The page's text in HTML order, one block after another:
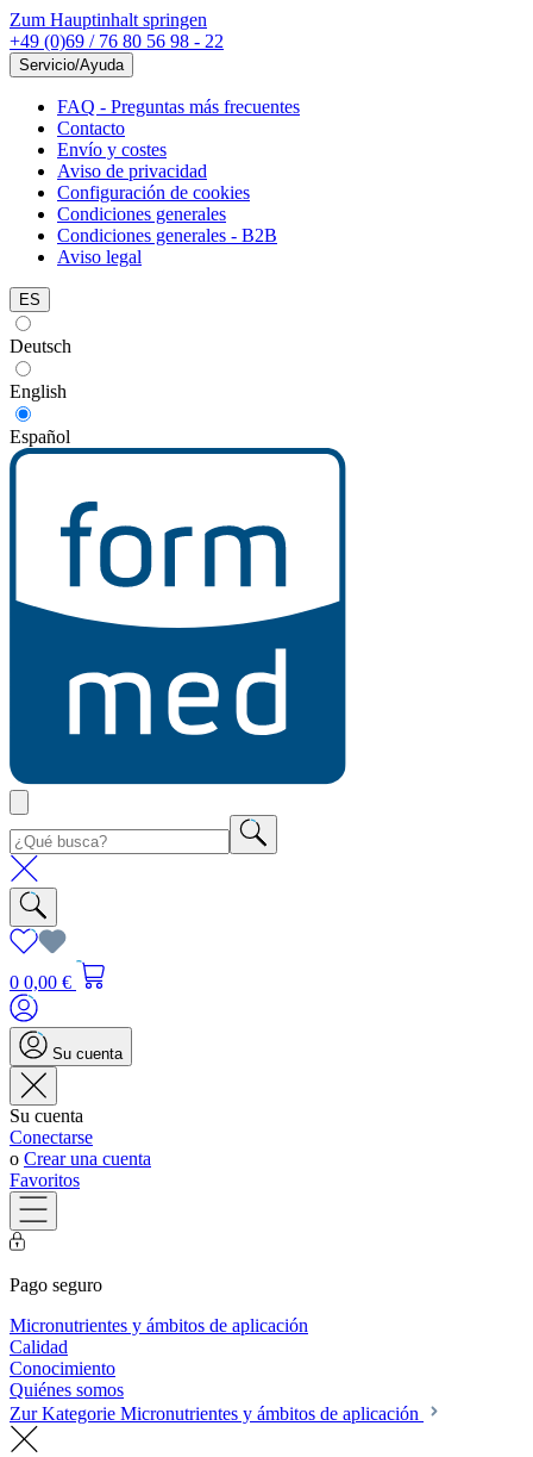
Zum Hauptinhalt springen
+49 (0)69 / 76 80 56 98 - 22
Servicio/Ayuda
FAQ - Preguntas más frecuentes
Contacto
Envío y costes
Aviso de privacidad
Configuración de cookies
Condiciones generales
Condiciones generales - B2B
Aviso legal
ES
Deutsch
English
Español
0 0,00 €
Su cuenta
Su cuenta
Conectarse
o Crear una cuenta
Favoritos
Pago seguro
Micronutrientes y ámbitos de aplicación
Calidad
Conocimiento
Quiénes somos
Zur Kategorie Micronutrientes y ámbitos de aplicación